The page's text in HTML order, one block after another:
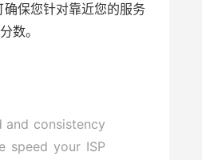
保您针对靠近您的服务
数。
consistency
speed your ISP